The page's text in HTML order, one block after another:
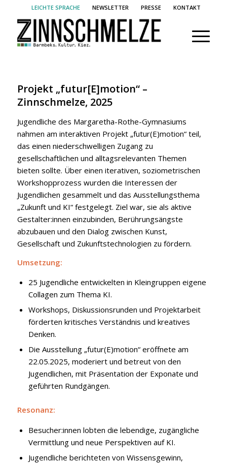
LEICHTE SPRACHE NEWSLETTER PRESSE KONTAKT
Projekt „futur[E]motion“–
Zinnschmelze, 2025
Jugendliche des Margaretha-Rothe-Gymnasiums
nahmen am interaktiven Projekt „futur(E)motion“ teil,
das einen niederschwelligen Zugang zu
gesellschaftlichen und alltagsrelevanten Themen
bieten sollte. Über einen iterativen, soziometrischen
Workshopprozess wurden die Interessen der
Jugendlichen gesammelt und das Ausstellungsthema
„Zukunft und KI“ festgelegt. Ziel war, sie als aktive
Gestalter:innen einzubinden, Berührungsängste
abzubauen und den Dialog zwischen Kunst,
Gesellschaft und Zukunftstechnologien zu fördern.
Umsetzung:
25 Jugendliche entwickelten in Kleingruppen eigene
Collagen zum Thema KI.
Workshops, Diskussionsrunden und Projektarbeit
förderten kritisches Verständnis und kreatives
Denken.
Die Ausstellung „futur(E)motion“ eröffnete am
22.05.2025, moderiert und betreut von den
Jugendlichen, mit Präsentation der Exponate und
geführten Rundgängen.
Resonanz:
Besucher:innen lobten die lebendige, zugängliche
Vermittlung und neue Perspektiven auf KI.
Jugendliche berichteten von Wissensgewinn,